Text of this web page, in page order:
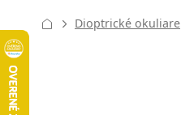
Dioptrické okuliare